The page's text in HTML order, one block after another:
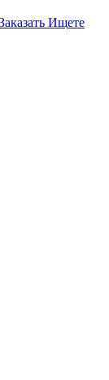
Ищете